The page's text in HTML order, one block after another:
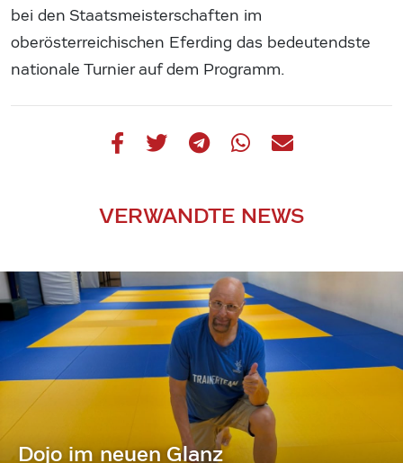
bei den Staatsmeisterschaften im
oberösterreichischen Eferding das bedeutendste
nationale Turnier auf dem Programm.
VERWANDTE NEWS
Dojo im neuen Glanz